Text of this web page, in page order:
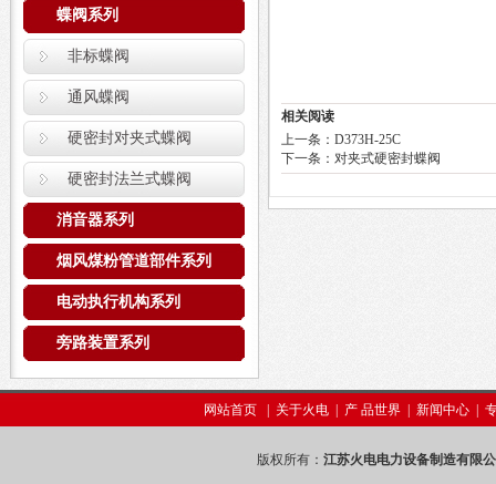
蝶阀系列
非标蝶阀
通风蝶阀
硬密封对夹式蝶阀
硬密封法兰式蝶阀
消音器系列
烟风煤粉管道部件系列
电动执行机构系列
旁路装置系列
相关阅读
上一条： D373H-25C
下一条： 对夹式硬密封蝶阀
网站首页 关于火电 产 品世界 新闻中心
版权所有： 江苏火电电力设备制造有限